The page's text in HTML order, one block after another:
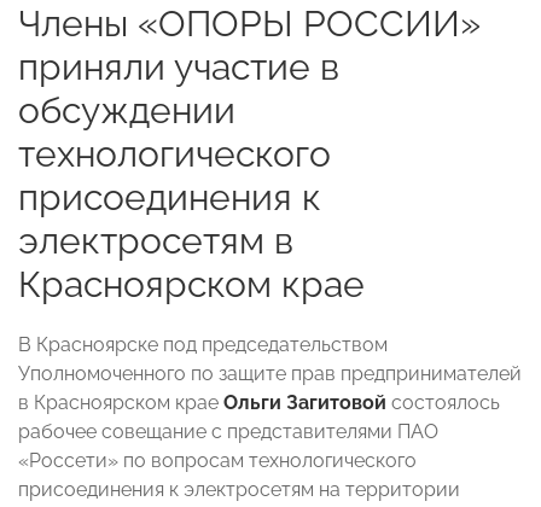
Члены «ОПОРЫ РОССИИ»
приняли участие в
обсуждении
технологического
присоединения к
электросетям в
Красноярском крае
В Красноярске под председательством
Уполномоченного по защите прав предпринимателей
в Красноярском крае Ольги Загитовой состоялось
рабочее совещание с представителями ПАО
«Россети» по вопросам технологического
присоединения к электросетям на территории